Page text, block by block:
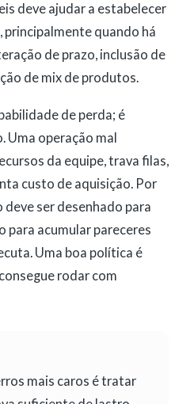
deve ajudar a estabelecer
quando há
de prazo, inclusão de
de mix de produtos.
de perda; é
Uma operação mal
da equipe, trava filas,
custo de aquisição. Por
ser desenhado para
para acumular pareceres
Uma boa política é
rodar com
mais caros é tratar